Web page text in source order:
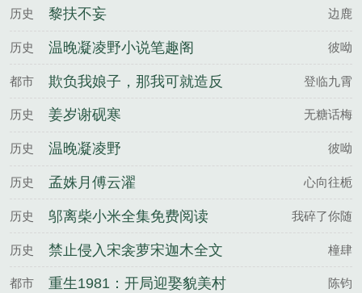
沈苏苏陈小龙全文完整版
历史 黎扶不妄 边鹿
历史 温晚凝凌野小说笔趣阁 彼呦
都市
欺负我娘子，那我可就造反
了
登临九霄
历史 姜岁谢砚寒 无糖话梅
历史 温晚凝凌野 彼呦
历史 孟姝月傅云濯 心向往栀
历史 邬离柴小米全集免费阅读 我碎了你随
历史
禁止侵入宋衾萝宋迦木全文
完整版
橦肆
都市
重生1981：开局迎娶貌美村
陈钧